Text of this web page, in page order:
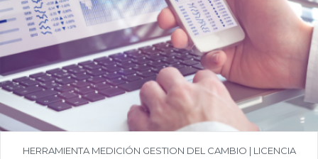
HERRAMIENTA MEDICIÓN GESTION DEL CAMBIO | LICENCIA